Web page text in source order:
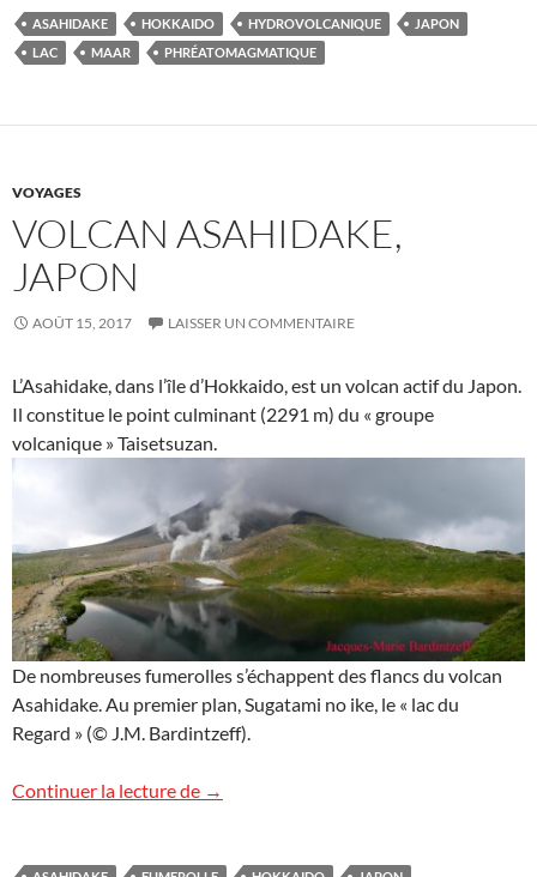
ASAHIDAKE HOKKAIDO HYDROVOLCANIQUE
JAPON
LAC
MAAR PHRÉATOMAGMATIQUE
VOYAGES
VOLCAN ASAHIDAKE,
JAPON
AOÛT 15, 2017 LAISSER UN COMMENTAIRE
L’Asahidake, dans l’île d’Hokkaido, est un volcan actif du Japon.
Il constitue le point culminant (2291 m) du « groupe
volcanique » Taisetsuzan.
De nombreuses fumerolles s’échappent des flancs du volcan
Asahidake. Au premier plan, Sugatami no ike, le « lac du
Regard » (© J.M. Bardintzeff).
Continuer la lecture de Volcan Asahidake, Japon
→